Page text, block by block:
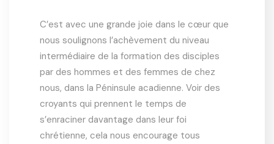
C’est avec une grande joie dans le cœur que
nous soulignons l’achèvement du niveau
intermédiaire de la formation des disciples
par des hommes et des femmes de chez
nous, dans la Péninsule acadienne. Voir des
croyants qui prennent le temps de
s’enraciner davantage dans leur foi
chrétienne, cela nous encourage tous